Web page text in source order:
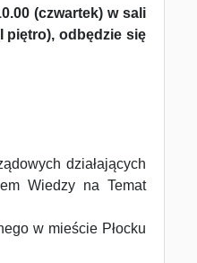
(czwartek) w sali
piętro), odbędzie się
działających
Wiedzy na Temat
w mieście Płocku